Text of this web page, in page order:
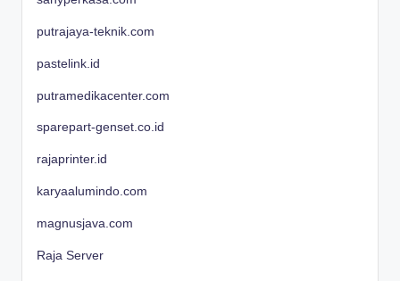
putrajaya-teknik.com
pastelink.id
putramedikacenter.com
sparepart-genset.co.id
rajaprinter.id
karyaalumindo.com
magnusjava.com
Raja Server